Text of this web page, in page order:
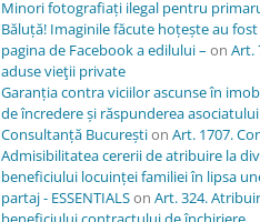
Minori fotografiați ilegal pentru
Băluță! Imaginile făcute hoțește au
pagina de Facebook a edilului – on Art.
aduse vieţii private
Garanția contra viciilor ascunse în
de încredere și răspunderea
Consultanță Bucureștion Art. 1707.
Admisibilitatea cererii de atribuire la
beneficiului locuinței familiei în lipsa
partaj - ESSENTIALSon Art. 324.